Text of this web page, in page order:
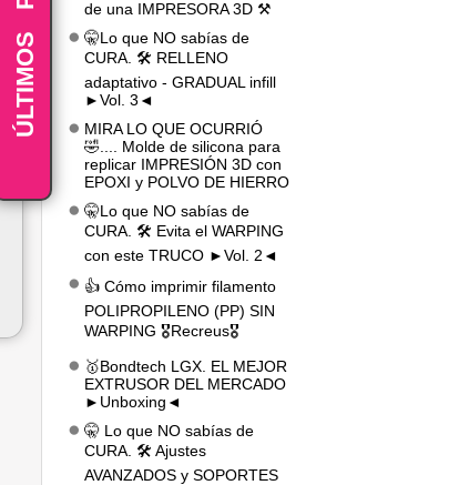
de una IMPRESORA 3D ⚒️
🤫Lo que NO sabías de
CURA. 🛠️ RELLENO
adaptativo - GRADUAL infill
►Vol. 3◄
MIRA LO QUE OCURRIÓ
🤣.... Molde de silicona para
replicar IMPRESIÓN 3D con
EPOXI y POLVO DE HIERRO
🤫Lo que NO sabías de
CURA. 🛠️ Evita el WARPING
con este TRUCO ►Vol. 2◄
👍 Cómo imprimir filamento
POLIPROPILENO (PP) SIN
WARPING 🎖️Recreus🎖️
🥇Bondtech LGX. EL MEJOR
EXTRUSOR DEL MERCADO
►Unboxing◄
🤫 Lo que NO sabías de
CURA. 🛠️ Ajustes
AVANZADOS y SOPORTES
ÚLTIMOS